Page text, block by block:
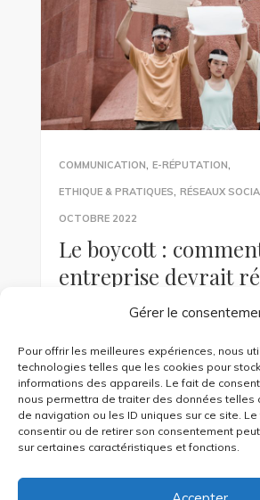
Gérer le
Pour offrir les meilleures expériences, nous
technologies telles que les cookies pour
informations des appareils. Le fait de
nous permettra de traiter des données telles
de navigation ou les ID uniques sur ce site.
consentir ou de retirer son consentement
sur certaines caractéristiques et fonctions.
COMMUNICATION, E-RÉPUTATION,
ETHIQUE & PRATIQUES, RÉSEAUX
OCTOBRE 2022
Le boycott :
entreprise devrait
Zara, Nike, Shein, la Coupe du
dénoncent et boycottent de plus
marques. Si votre […]
KEEP READING